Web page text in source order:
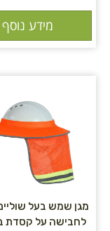
מידע נוסף
מגן שמש בעל
לחבישה על קסדת